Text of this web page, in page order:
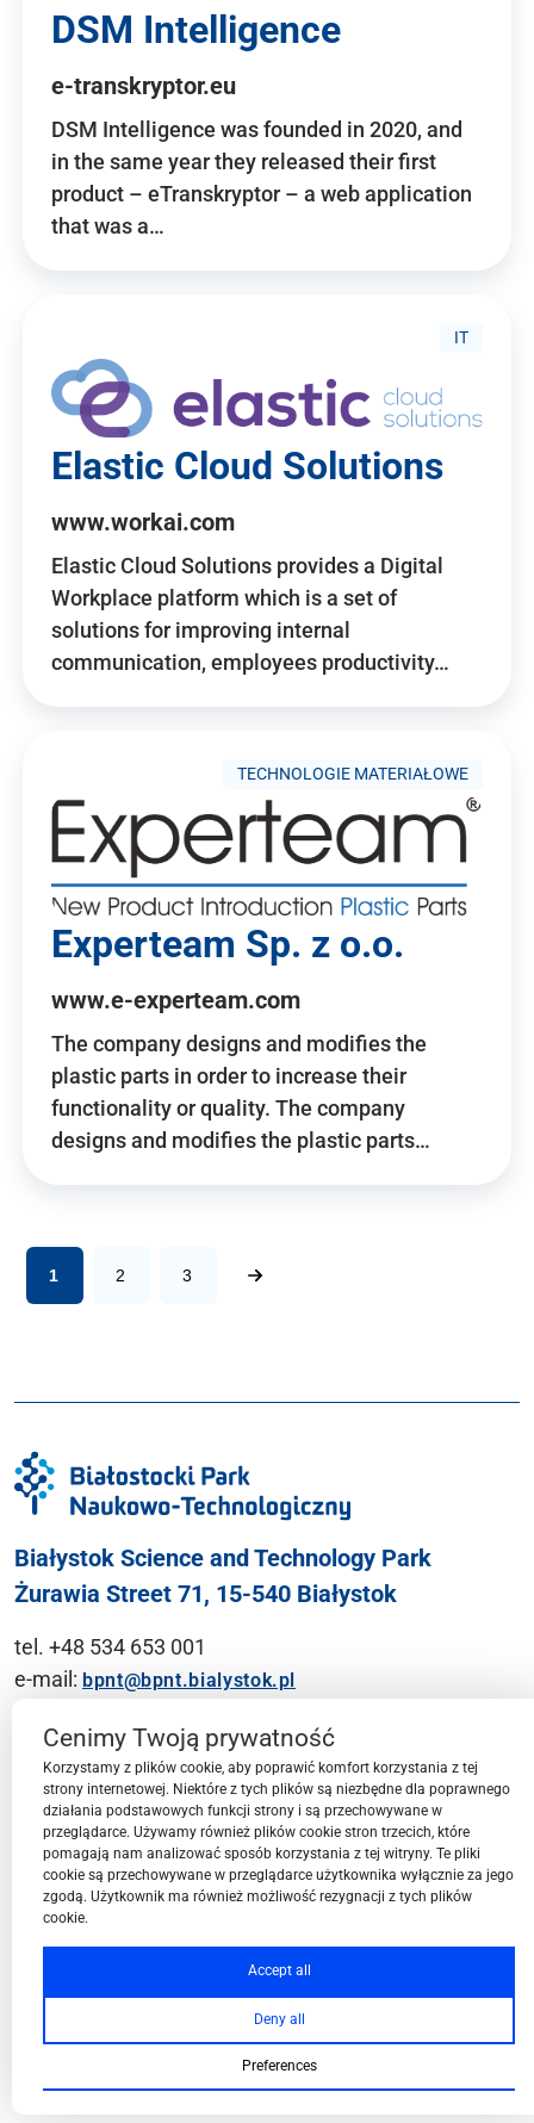
DSM Intelligence
e-transkryptor.eu
DSM Intelligence was founded in 2020, and
in the same year they released their first
product – eTranskryptor – a web application
that was a…
IT
Elastic Cloud Solutions
www.workai.com
Elastic Cloud Solutions provides a Digital
Workplace platform which is a set of
solutions for improving internal
communication, employees productivity…
TECHNOLOGIE MATERIAŁOWE
Experteam Sp. z o.o.
www.e-experteam.com
The company designs and modifies the
plastic parts in order to increase their
functionality or quality. The company
designs and modifies the plastic parts…
1 2 3
Białystok Science and Technology Park
Żurawia Street 71, 15-540 Białystok
tel. +48 534 653 001
e-mail: bpnt@bpnt.bialystok.pl
Contact
BPN-T Area
BPN-T Offer
Cenimy Twoją prywatność
Korzystamy z plików cookie, aby poprawić komfort korzystania z tej
strony internetowej. Niektóre z tych plików są niezbędne dla poprawnego
działania podstawowych funkcji strony i są przechowywane w
przeglądarce. Używamy również plików cookie stron trzecich, które
pomagają nam analizować sposób korzystania z tej witryny. Te pliki
cookie są przechowywane w przeglądarce użytkownika wyłącznie za jego
zgodą. Użytkownik ma również możliwość rezygnacji z tych plików
cookie.
Accept all
Deny all
Preferences